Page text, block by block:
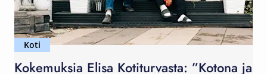
Koti
Kokemuksia Elisa Kotiturvasta: ”Kotona ja